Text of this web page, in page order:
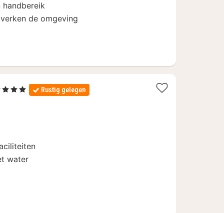
handbereik
de omgeving
Sterren Rustig gelegen
water